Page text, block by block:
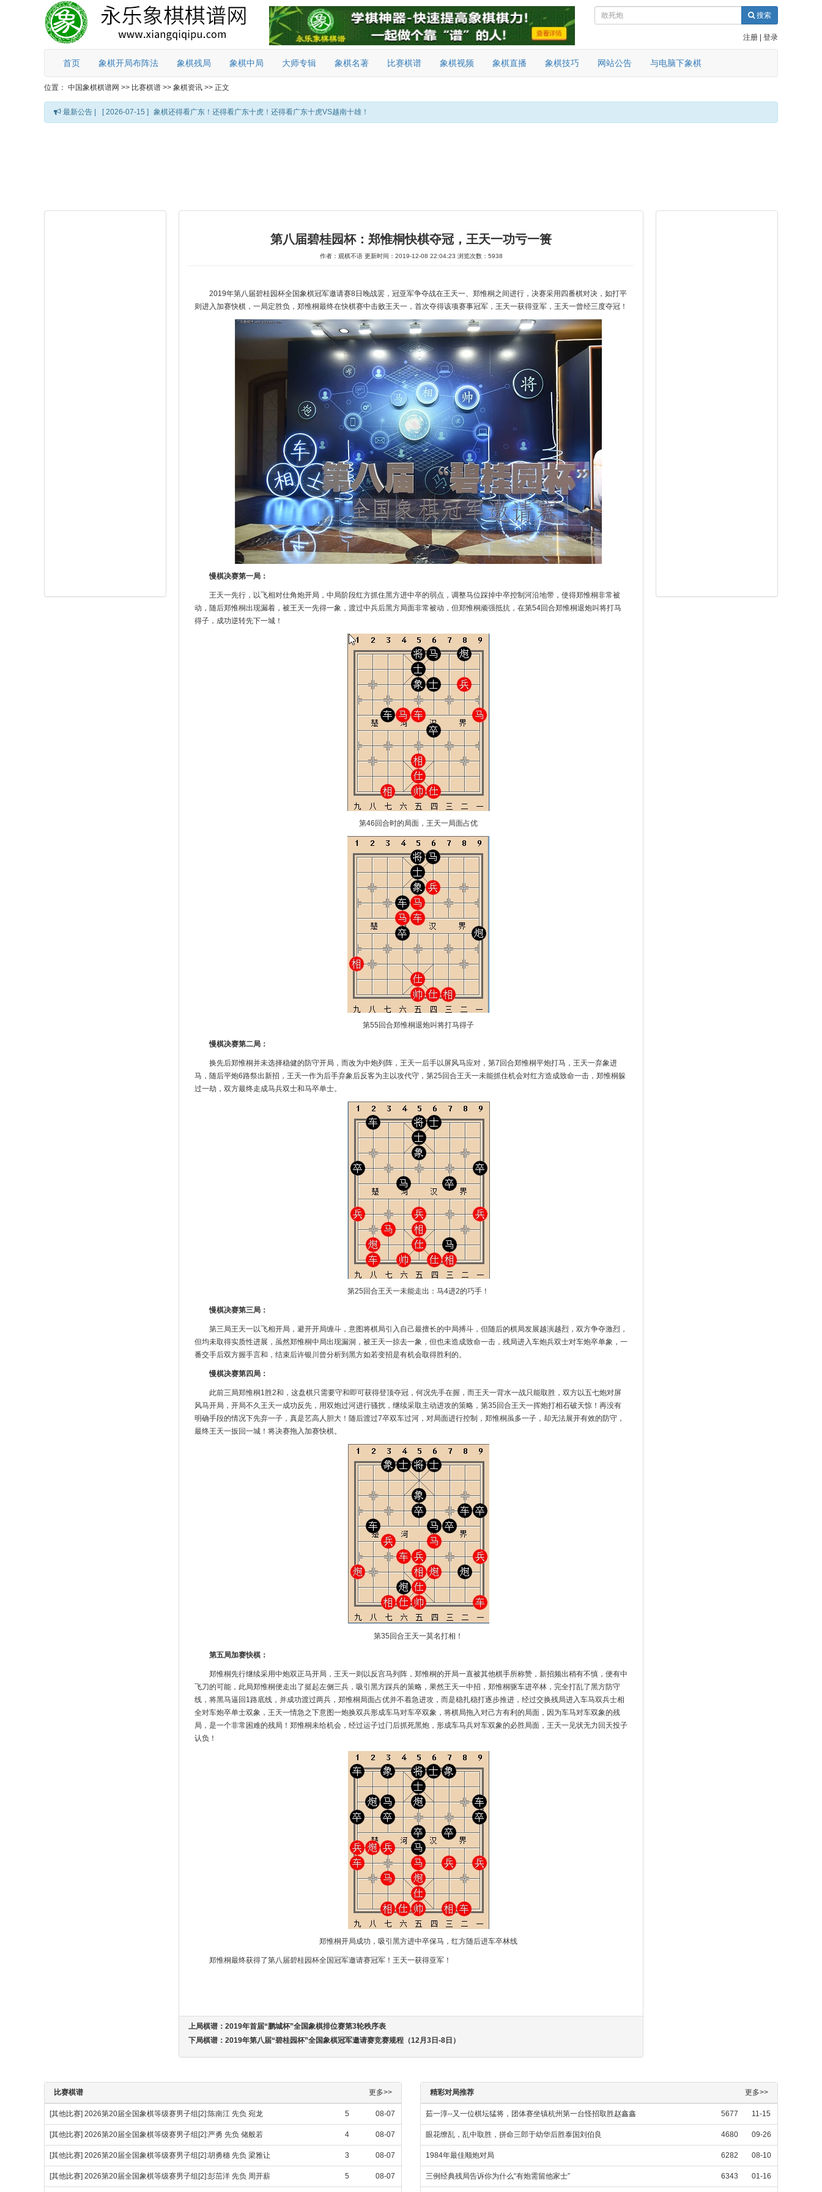
搜索
注册 登录
首页 象棋开局布阵法 象棋残局 象棋中局 大师专辑 象棋名著 比赛棋谱 象棋视频 象棋直播 象棋技巧 网站公告 与电脑下象棋
位置： 中国象棋棋谱网 >> 比赛棋谱 >> 象棋资讯 >> 正文
最新公告 | [ 2026-07-15 ] 象棋还得看广东！还得看广东十虎！还得看广东十虎VS越南十雄！
第八届碧桂园杯：郑惟桐快棋夺冠，王天一功亏一篑
作者：观棋不语 更新时间：2019-12-08 22:04:23 浏览次数：5938
2019年第八届碧桂园杯全国象棋冠军邀请赛8日晚战罢，冠亚军争夺战在王天一、郑惟桐之间进行，决赛采用四番棋对决，如打平
则进入加赛快棋，一局定胜负，郑惟桐最终在快棋赛中击败王天一，首次夺得该项赛事冠军，王天一获得亚军，王天一曾经三度夺冠！
慢棋决赛第一局：
王天一先行，以飞相对仕角炮开局，中局阶段红方抓住黑方进中卒的弱点，调整马位踩掉中卒控制河沿地带，使得郑惟桐非常被
动，随后郑惟桐出现漏着，被王天一先得一象，渡过中兵后黑方局面非常被动，但郑惟桐顽强抵抗，在第54回合郑惟桐退炮叫将打马
得子，成功逆转先下一城！
第46回合时的局面，王天一局面占优
第55回合郑惟桐退炮叫将打马得子
慢棋决赛第二局：
换先后郑惟桐并未选择稳健的防守开局，而改为中炮列阵，王天一后手以屏风马应对，第7回合郑惟桐平炮打马，王天一弃象进
马，随后平炮6路祭出新招，王天一作为后手弃象后反客为主以攻代守，第25回合王天一未能抓住机会对红方造成致命一击，郑惟桐躲
过一劫，双方最终走成马兵双士和马卒单士。
第25回合王天一未能走出：马4进2的巧手！
慢棋决赛第三局：
第三局王天一以飞相开局，避开开局缠斗，意图将棋局引入自己最擅长的中局搏斗，但随后的棋局发展越演越烈，双方争夺激烈，
但均未取得实质性进展，虽然郑惟桐中局出现漏洞，被王天一掠去一象，但也未造成致命一击，残局进入车炮兵双士对车炮卒单象，一
番交手后双方握手言和，结束后许银川曾分析到黑方如若变招是有机会取得胜利的。
慢棋决赛第四局：
此前三局郑惟桐1胜2和，这盘棋只需要守和即可获得登顶夺冠，何况先手在握，而王天一背水一战只能取胜，双方以五七炮对屏
风马开局，开局不久王天一成功反先，用双炮过河进行骚扰，继续采取主动进攻的策略，第35回合王天一挥炮打相石破天惊！再没有
明确手段的情况下先弃一子，真是艺高人胆大！随后渡过7卒双车过河，对局面进行控制，郑惟桐虽多一子，却无法展开有效的防守，
最终王天一扳回一城！将决赛拖入加赛快棋。
第35回合王天一莫名打相！
第五局加赛快棋：
郑惟桐先行继续采用中炮双正马开局，王天一则以反宫马列阵，郑惟桐的开局一直被其他棋手所称赞，新招频出稍有不慎，便有中
飞刀的可能，此局郑惟桐便走出了挺起左侧三兵，吸引黑方踩兵的策略，果然王天一中招，郑惟桐驱车进卒林，完全打乱了黑方防守
线，将黑马逼回1路底线，并成功渡过两兵，郑惟桐局面占优并不着急进攻，而是稳扎稳打逐步推进，经过交换残局进入车马双兵士相
全对车炮卒单士双象，王天一情急之下意图一炮换双兵形成车马对车卒双象，将棋局拖入对己方有利的局面，因为车马对车双象的残
局，是一个非常困难的残局！郑惟桐未给机会，经过运子过门后抓死黑炮，形成车马兵对车双象的必胜局面，王天一见状无力回天投子
认负！
郑惟桐开局成功，吸引黑方进中卒保马，红方随后进车卒林线
郑惟桐最终获得了第八届碧桂园杯全国冠军邀请赛冠军！王天一获得亚军！
上局棋谱： 2019年首届“鹏城杯”全国象棋排位赛第3轮秩序表
下局棋谱： 2019年第八届“碧桂园杯”全国象棋冠军邀请赛竞赛规程（12月3日-8日）
比赛棋谱 更多>>
[其他比赛] 2026第20届全国象棋等级赛男子组[2]:陈南江 先负 宛龙 5 08-07
[其他比赛] 2026第20届全国象棋等级赛男子组[2]:严勇 先负 储般若 4 08-07
[其他比赛] 2026第20届全国象棋等级赛男子组[2]:胡勇穗 先负 梁雅让 3 08-07
[其他比赛] 2026第20届全国象棋等级赛男子组[2]:彭茁洋 先负 周开薪 5 08-07
精彩对局推荐 更多>>
茹一淳--又一位棋坛猛将，团体赛坐镇杭州第一台怪招取胜赵鑫鑫 5677 11-15
眼花缭乱，乱中取胜，拼命三郎于幼华后胜泰国刘伯良 4680 09-26
1984年最佳顺炮对局 6282 08-10
三例经典残局告诉你为什么“有炮需留他家士” 6343 01-16